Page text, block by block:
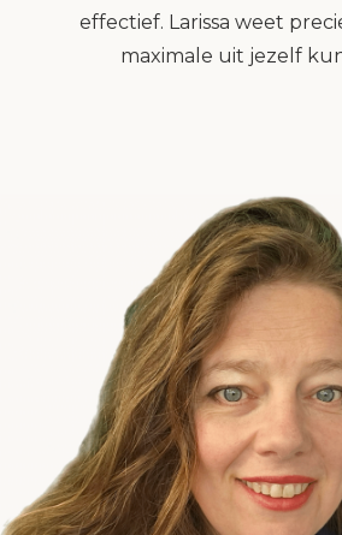
effectief. Larissa weet
maximale uit jezelf